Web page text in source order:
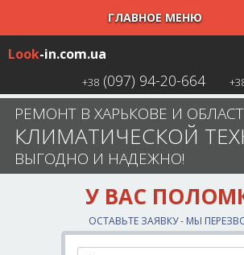
ГЛАВНОЕ МЕНЮ
Look-in.com.ua
+38 (097) 94-20-664
РЕМОНТ В ХАРЬКОВЕ И
КЛИМАТИЧЕСКОЙ
ВЫГОДНО И НАДЕЖНО!
У ВАС
ОСТАВЬТЕ ЗАЯВКУ - МЫ